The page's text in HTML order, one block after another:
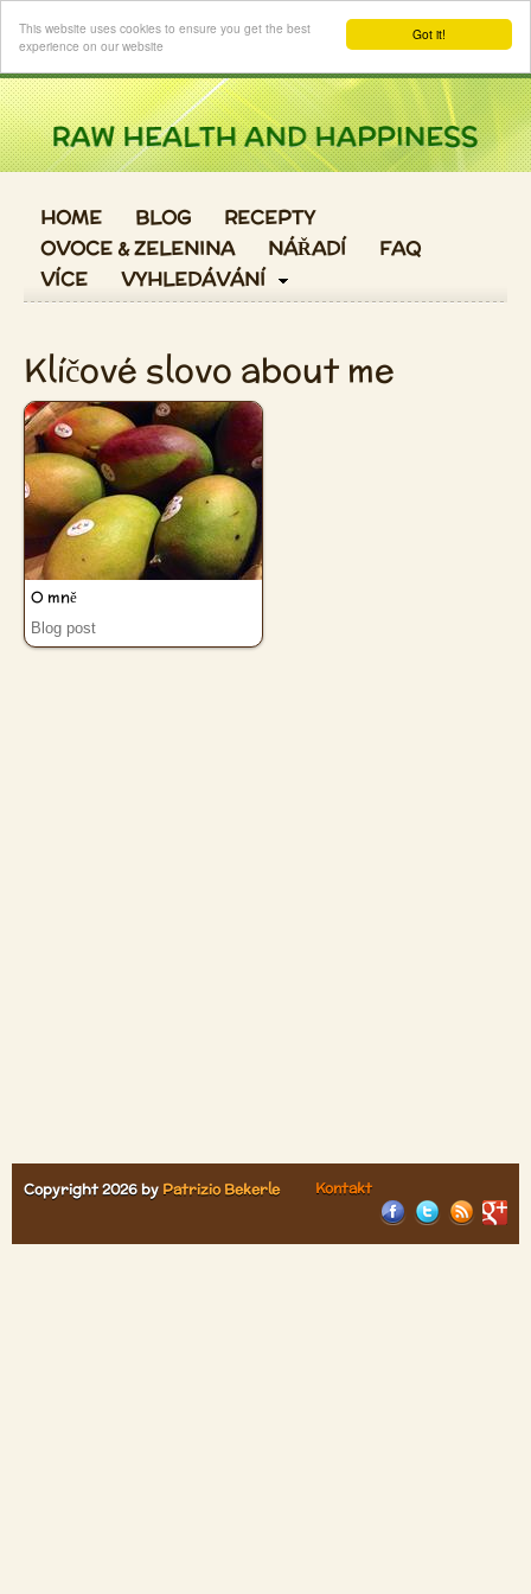
Got it!
This website uses cookies to ensure you get the best
experience on our website
Login
HOME BLOG
RECEPTY
OVOCE & ZELENINA
NÁŘADÍ
FAQ
VÍCE
VYHLEDÁVÁNÍ
Klíčové slovo about me
O mně
Blog post
Copyright 2026 by Patrizio Bekerle Kontakt